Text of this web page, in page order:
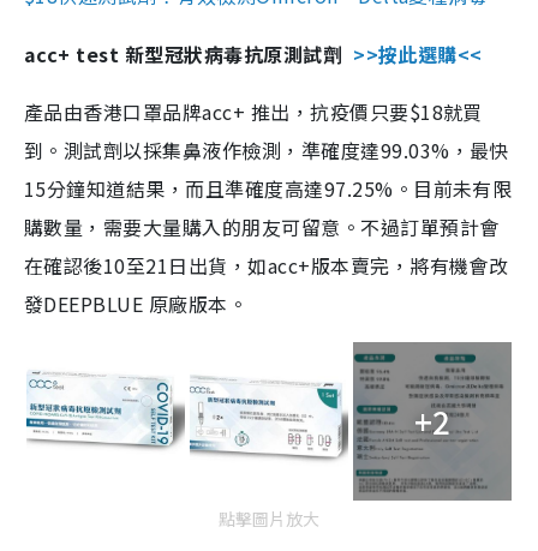
acc+ test 新型冠狀病毒抗原測試劑 >>按此選購<<
產品由香港口罩品牌acc+ 推出，抗疫價只要$18就買
到。測試劑以採集鼻液作檢測，準確度達99.03%，最快
15分鐘知道結果，而且準確度高達97.25%。目前未有限
購數量，需要大量購入的朋友可留意。不過訂單預計會
在確認後10至21日出貨，如acc+版本賣完，將有機會改
發DEEPBLUE 原廠版本。
+2
點擊圖片放大